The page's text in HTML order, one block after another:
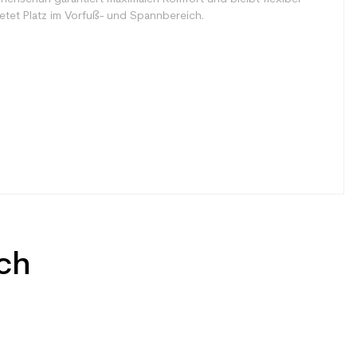
Platz im Vorfuß- und Spannbereich.